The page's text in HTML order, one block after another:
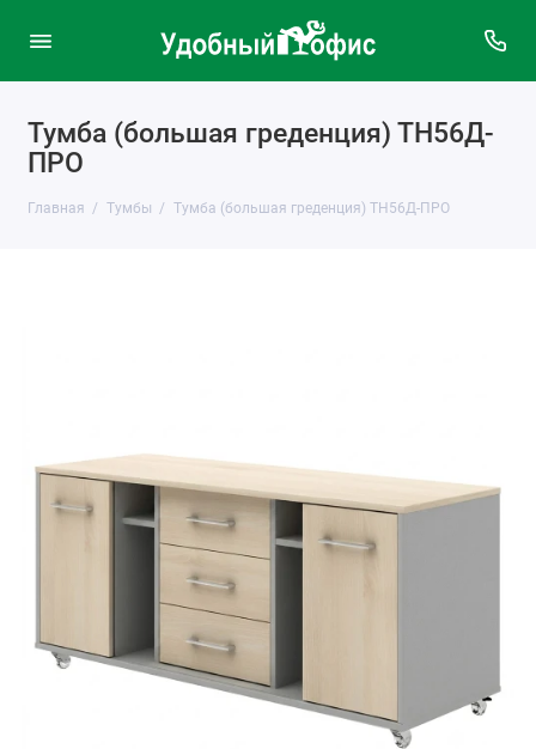
Тумба (большая греденция) ТН56Д-
ПРО
Главная Тумбы Тумба (большая греденция) ТН56Д-ПРО